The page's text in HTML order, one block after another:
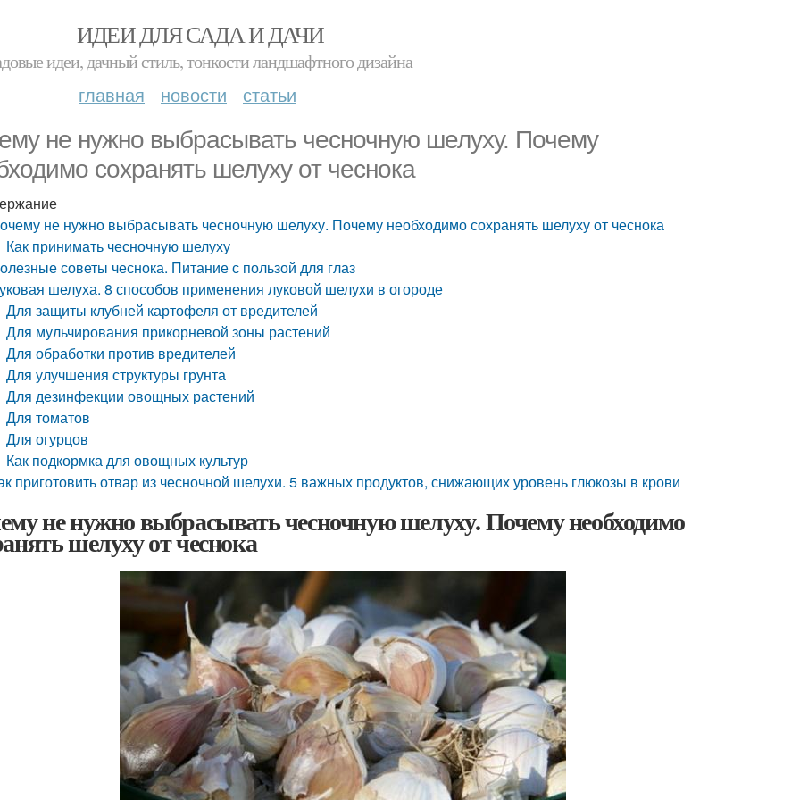
ИДЕИ ДЛЯ САДА И ДАЧИ
идеи, дачный стиль, тонкости ландшафтного дизайна
главная новости статьи
не нужно выбрасывать чесночную шелуху. Почему
сохранять шелуху от чеснока
не нужно выбрасывать чесночную шелуху. Почему необходимо сохранять шелуху от чеснока
Как принимать чесночную шелуху
советы чеснока. Питание с пользой для глаз
шелуха. 8 способов применения луковой шелухи в огороде
Для защиты клубней картофеля от вредителей
Для мульчирования прикорневой зоны растений
Для обработки против вредителей
Для улучшения структуры грунта
Для дезинфекции овощных растений
Для томатов
Для огурцов
Как подкормка для овощных культур
приготовить отвар из чесночной шелухи. 5 важных продуктов, снижающих уровень глюкозы в крови
не нужно выбрасывать чесночную шелуху. Почему необходимо
шелуху от чеснока